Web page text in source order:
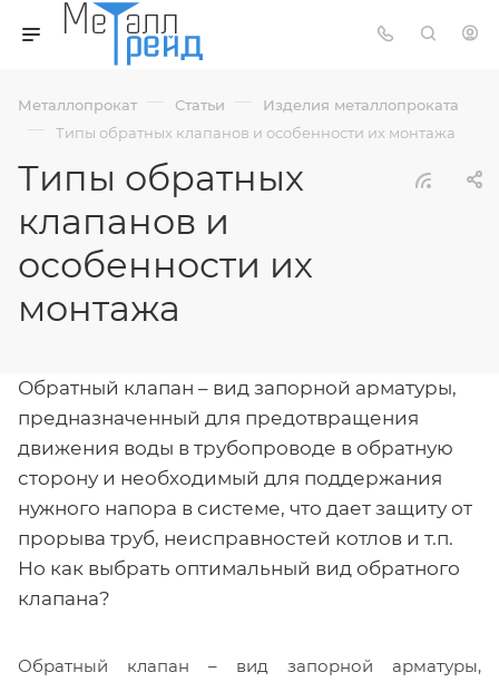
Металлопрокат — Статьи — Изделия металлопроката
— Типы обратных клапанов и особенности их монтажа
Типы обратных
клапанов и
особенности их
монтажа
Обратный клапан – вид запорной арматуры,
предназначенный для предотвращения
движения воды в трубопроводе в обратную
сторону и необходимый для поддержания
нужного напора в системе, что дает защиту от
прорыва труб, неисправностей котлов и т.п.
Но как выбрать оптимальный вид обратного
клапана?
Обратный клапан – вид запорной арматуры,